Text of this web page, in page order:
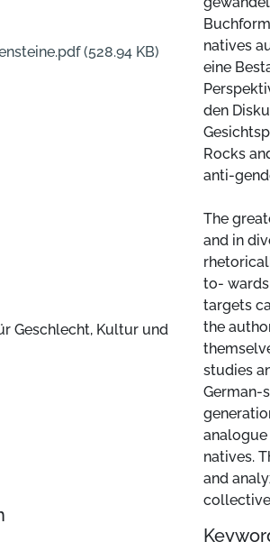
(528.94 KB)
Geschlecht, Kultur und
natives
eine
den
Rocks
anti-
The
and in
to-
targets
the
studies
German-
natives.
and